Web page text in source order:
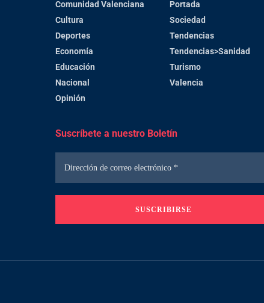
Comunidad Valenciana
Cultura
Deportes
Economía
Educación
Nacional
Opinión
Portada
Sociedad
Tendencias
Tendencias>Sanidad
Turismo
Valencia
Suscríbete a nuestro Boletín